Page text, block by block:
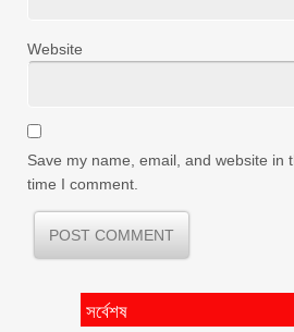
Website
Save my name, email, and website in
time I comment.
সর্বেশষ